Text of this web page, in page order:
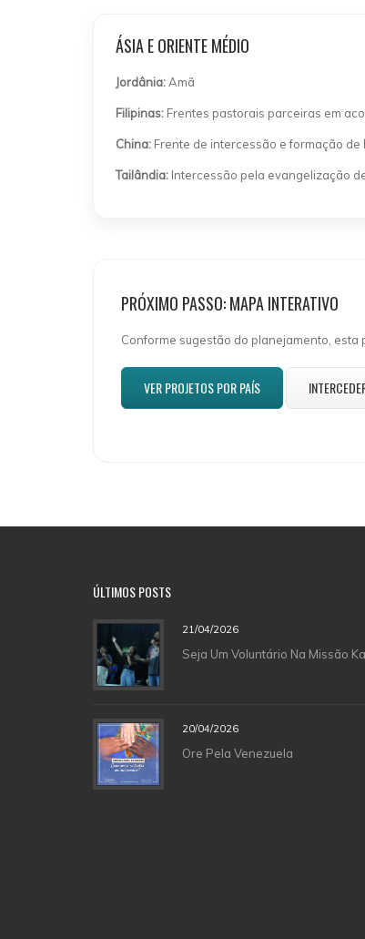
ÁSIA E ORIENTE MÉDIO
Jordânia:Amã
Filipinas: Frentes pastorais parceiras em
China: Frente de intercessão e formação de
Tailândia: Intercessão pela evangelização
PRÓXIMO PASSO: MAPA INTERATIVO
Conforme sugestão do planejamento,
VER PROJETOS POR PAÍS
ÚLTIMOS POSTS
21/04/2026
Seja Um Voluntário Na Missão
20/04/2026
Ore Pela Venezuela